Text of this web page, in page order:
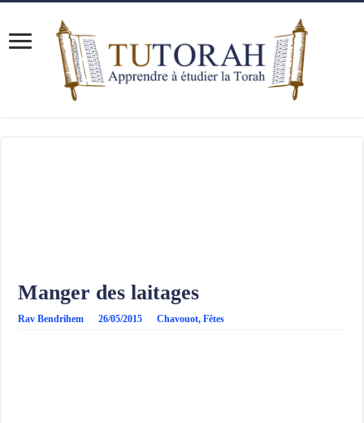
Manger des laitages
Rav Bendrihem 26/05/2015 Chavouot,Fêtes